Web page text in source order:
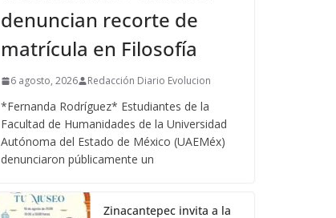
denuncian recorte de
matrícula en Filosofía
6 agosto, 2026 Redacción Diario Evolucion
*Fernanda Rodríguez* Estudiantes de la
Facultad de Humanidades de la Universidad
Autónoma del Estado de México (UAEMéx)
denunciaron públicamente un
Zinacantepec invita a la